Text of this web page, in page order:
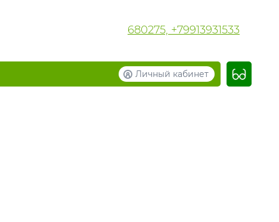
680275, +79913931533
Личный кабинет